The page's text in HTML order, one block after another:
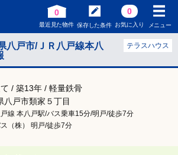
0
最近見た物件 保存した条件
0
お気に入り メニュー
八戸市/ＪＲ八戸線本八
テラスハウス
/ 築13年 / 軽量鉄骨
八戸市類家５丁目
戸線 本八戸駅/バス乗車15分/明戸/徒歩7分
（株） 明戸/徒歩7分